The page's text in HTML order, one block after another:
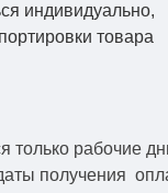
индивидуально,
товара
только рабочие
получения